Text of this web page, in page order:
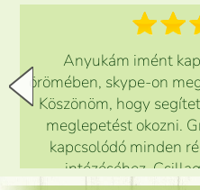
Anyukám imént
örömében, skype-on
Köszönöm, hogy
meglepetést okozni.
kapcsolódó minden
intézéséhez.